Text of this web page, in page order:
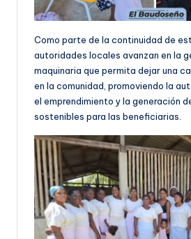
Como parte de la continuidad de
autoridades locales avanzan en la
maquinaria que permita dejar una
en la comunidad, promoviendo la
el emprendimiento y la generación
sostenibles para las beneficiarias.